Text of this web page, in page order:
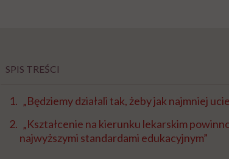
SPIS TREŚCI
„Będziemy działali tak, żeby jak najmniej
„Kształcenie na kierunku lekarskim
najwyższymi standardami edukacyjnym”